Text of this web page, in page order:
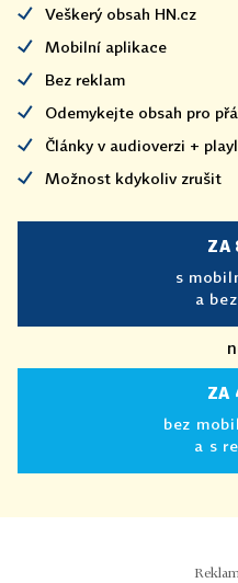
Veškerý obsah HN.cz
Mobilní aplikace
Bez reklam
Odemykejte obsah pro
Články v audioverzi +
Možnost kdykoliv zrušit
ZA
s
a
ZA
bez
a s